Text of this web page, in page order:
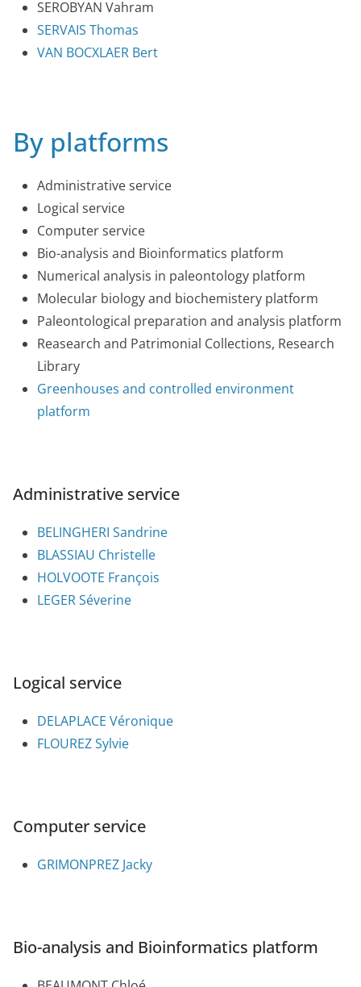
SEROBYAN Vahram
SERVAIS Thomas
VAN BOCXLAER Bert
By platforms
Administrative service
Logical service
Computer service
Bio-analysis and Bioinformatics platform
Numerical analysis in paleontology platform
Molecular biology and biochemistery platform
Paleontological preparation and analysis platform
Reasearch and Patrimonial Collections, Research
Library
Greenhouses and controlled environment
platform
Administrative service
BELINGHERI Sandrine
BLASSIAU Christelle
HOLVOOTE François
LEGER Séverine
Logical service
DELAPLACE Véronique
FLOUREZ Sylvie
Computer service
GRIMONPREZ Jacky
Bio-analysis and Bioinformatics platform